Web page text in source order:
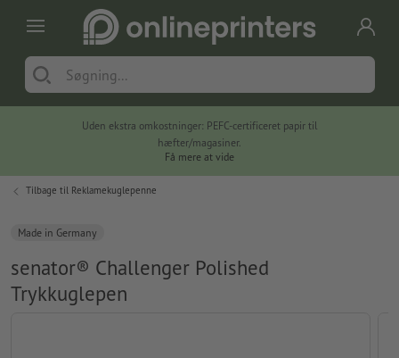
Uden ekstra omkostninger: PEFC-certificeret papir til
hæfter/magasiner.
Få mere at vide
Tilbage til Reklamekuglepenne
Made in Germany
senator® Challenger Polished
Trykkuglepen